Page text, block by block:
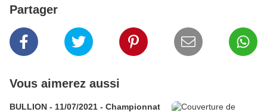
Partager
Vous aimerez aussi
BULLION - 11/07/2021 - Championnat